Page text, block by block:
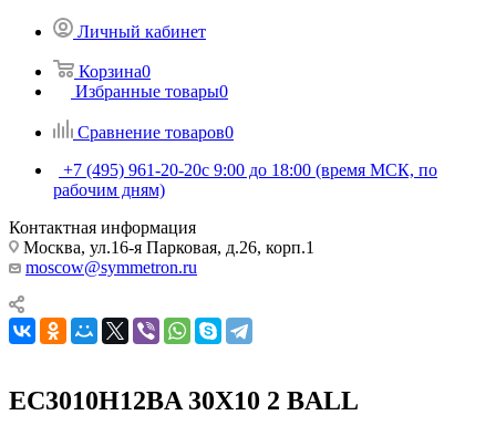
Личный кабинет
Корзина0
Избранные товары0
Сравнение товаров0
+7 (495) 961-20-20с 9:00 до 18:00 (время МСК, по
рабочим дням)
Контактная информация
Москва, ул.16-я Парковая, д.26, корп.1
moscow@symmetron.ru
EC3010H12BA 30X10 2 BALL